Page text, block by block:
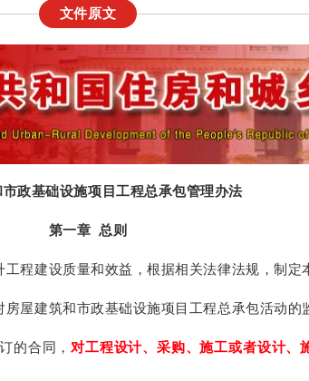
文件原文
市政基础设施项目工程总承包管理办法
第一章 总则
程建设质量和效益，根据相关法律法规，制定
屋建筑和市政基础设施项目工程总承包活动的
的合同， 对工程设计、采购、施工或者设计、